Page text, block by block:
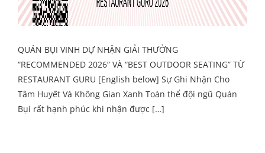
QUÁN BỤI VINH DỰ NHẬN GIẢI THƯỞNG
“RECOMMENDED 2026” VÀ “BEST OUTDOOR SEATING” TỪ
RESTAURANT GURU [English below] Sự Ghi Nhận Cho
Tâm Huyết Và Không Gian Xanh Toàn thể đội ngũ Quán
Bụi rất hạnh phúc khi nhận được […]